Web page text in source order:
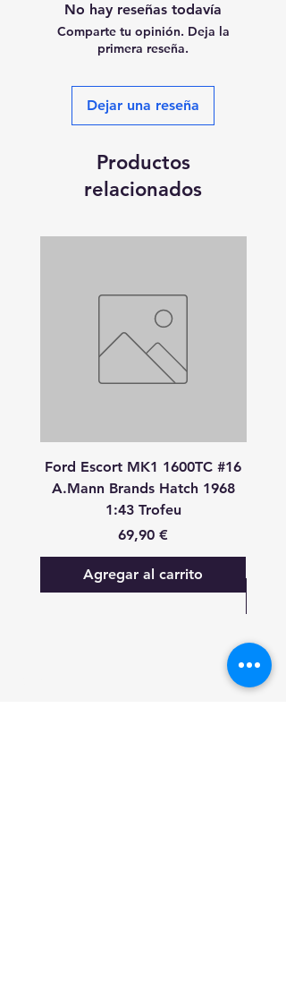
No hay reseñas todavía
Comparte tu opinión. Deja la
primera reseña.
Dejar una reseña
Productos
relacionados
Ford Escort MK1 1600TC #16
A.Mann Brands Hatch 1968
1:43 Trofeu
Precio
69,90 €
Agregar al carrito